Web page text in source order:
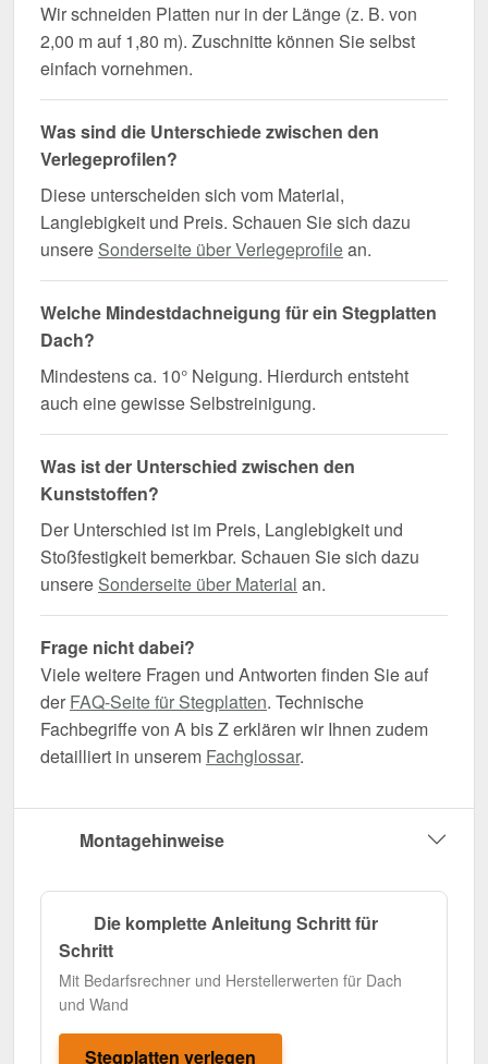
Wir schneiden Platten nur in der Länge (z. B. von
2,00 m auf 1,80 m). Zuschnitte können Sie selbst
einfach vornehmen.
Was sind die Unterschiede zwischen den
Verlegeprofilen?
Diese unterscheiden sich vom Material,
Langlebigkeit und Preis. Schauen Sie sich dazu
unsere Sonderseite über Verlegeprofilean.
Welche Mindestdachneigung für ein Stegplatten
Dach?
Mindestens ca. 10° Neigung. Hierdurch entsteht
auch eine gewisse Selbstreinigung.
Was ist der Unterschied zwischen den
Kunststoffen?
Der Unterschied ist im Preis, Langlebigkeit und
Stoßfestigkeit bemerkbar. Schauen Sie sich dazu
unsere Sonderseite über Material an.
Frage nicht dabei?
Viele weitere Fragen und Antworten finden Sie auf
der FAQ-Seite für Stegplatten. Technische
Fachbegriffe von A bis Z erklären wir Ihnen zudem
detailliert in unserem Fachglossar.
Montagehinweise
Die komplette Anleitung Schritt für
Schritt
Mit Bedarfsrechner und Herstellerwerten für Dach
und Wand
Stegplatten verlegen